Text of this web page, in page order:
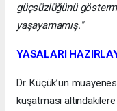
güçsüzlüğünü
yaşayamamış."
YASALARI
Dr. Küçük’ün
kuşatması